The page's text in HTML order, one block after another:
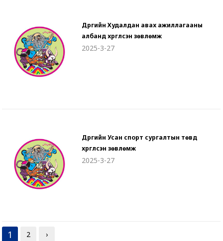
Дүүргийн Худалдан авах ажиллагааны
албанд хүргүүлсэн зөвлөмж
2025-3-27
Дүүргийн Усан спорт сургалтын төвд
хүргүүлсэн зөвлөмж
2025-3-27
1 2 ›